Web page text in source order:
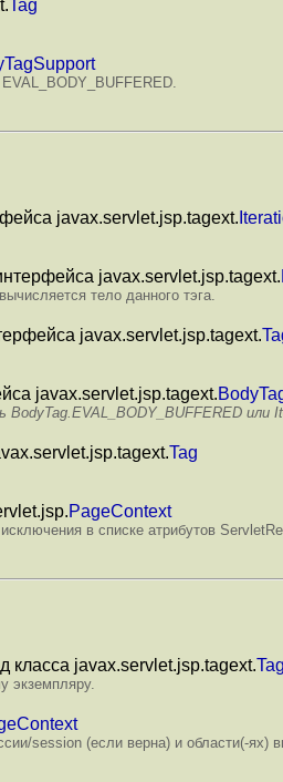
Tag
javax.servlet.jsp.tagext.
javax.servlet.jsp.tagext.
тело данного тэга.
javax.servlet.jsp.tagext.
javax.servlet.jsp.tagext.
или
Tag
PageContext
в списке атрибутов
класса javax.servlet.jsp.tagext.
экземпляру.
session (если верна) и области(-